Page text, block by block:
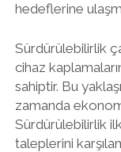
hedeflerine
Sürdürülebilirlik
cihaz
sahiptir. Bu
zamanda
Sürdürülebilirlik
taleplerini